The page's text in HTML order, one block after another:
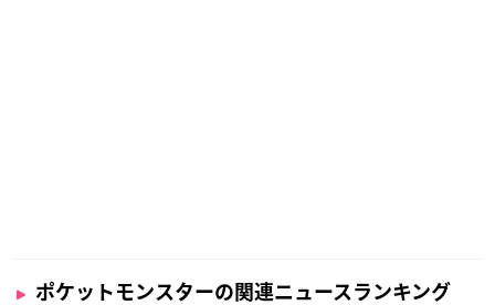
ポケットモンスターの関連ニュースランキング